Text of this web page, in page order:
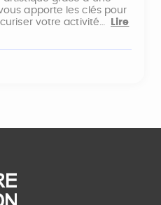
apporte les clés pour
votre activité…
Lire